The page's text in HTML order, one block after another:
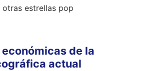
estrellas pop
de la
actual